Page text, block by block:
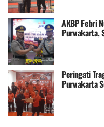
AKBP Febri
Purwakarta,
Peringati
Purwakarta